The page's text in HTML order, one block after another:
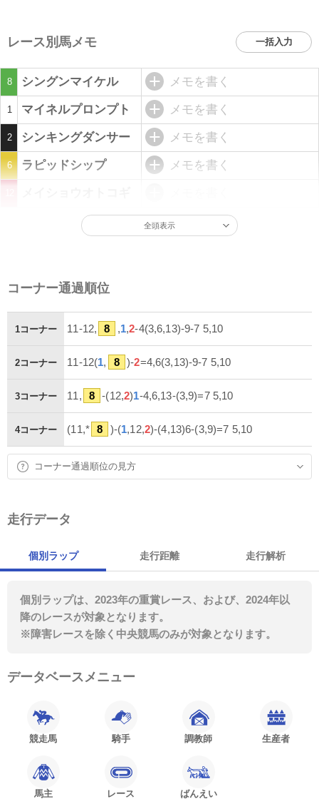
レース別馬メモ 一括入力
8 シングンマイケル メモを書く
1 マイネルプロンプト メモを書く
2 シンキングダンサー メモを書く
6 ラピッドシップ メモを書く
全頭表示
コーナー通過順位
1コーナー 11-12, 8 ,1,2-4(3,6,13)-9-7 5,10
2コーナー 11-12(1, 8 )-2=4,6(3,13)-9-7 5,10
3コーナー 11, 8 -(12,2)1-4,6,13-(3,9)=7 5,10
4コーナー (11,* 8 )-(1,12,2)-(4,13)6-(3,9)=7 5,10
コーナー通過順位の見方
走行データ
個別ラップ 走行距離 走行解析
個別ラップは、2023年の重賞レース、および、2024年以
降のレースが対象となります。
※障害レースを除く中央競馬のみが対象となります。
データベースメニュー
競走馬 騎手 調教師 生産者
馬主 レース ばんえい